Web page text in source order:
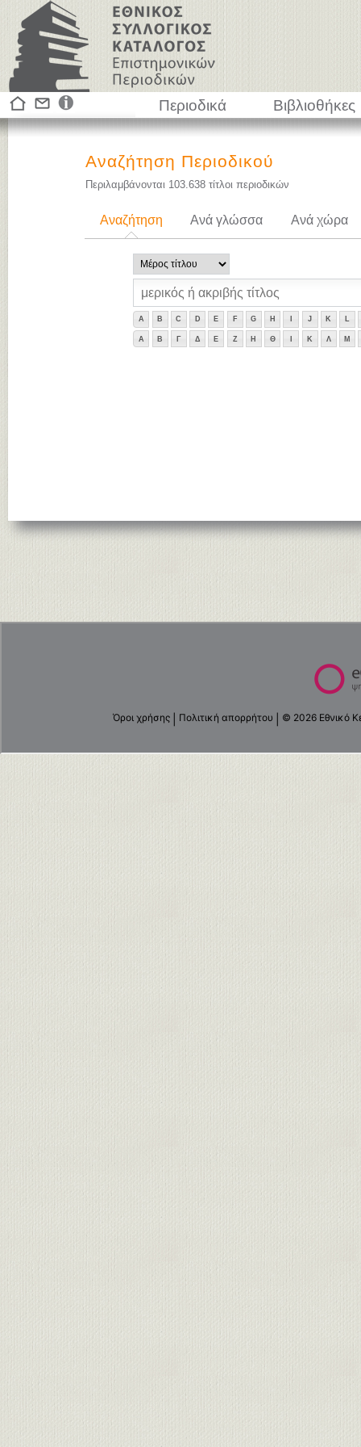
Περιοδικά Βιβλιοθήκες
Αναζήτηση Περιοδικού
Περιλαμβάνονται 103.638 τίτλοι περιοδικών
Αναζήτηση Ανά γλώσσα Ανά χώρα
A B C D E F G H J K L
Α Β Γ Δ Ε Ζ Η Θ Κ Λ Μ